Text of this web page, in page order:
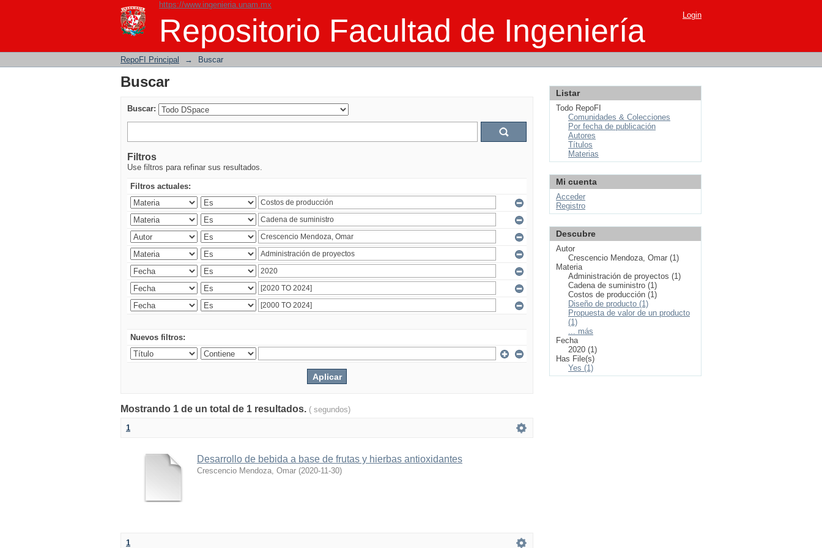
https://www.ingenieria.unam.mx
Repositorio Facultad de Ingeniería
Buscar Login
RepoFI Principal → Buscar
Buscar
Buscar:
Filtros
Use filtros para refinar sus resultados.
Filtros actuales:
Nuevos filtros:
Mostrando 1 de un total de 1 resultados. ( segundos)
1
Desarrollo de bebida a base de frutas y hierbas antioxidantes
Crescencio Mendoza, Omar (2020-11-30)
1
Listar
Todo RepoFI
Comunidades & Colecciones
Por fecha de publicación
Autores
Títulos
Materias
Mi cuenta
Acceder
Registro
Descubre
Autor
Crescencio Mendoza, Omar (1)
Materia
Administración de proyectos (1)
Cadena de suministro (1)
Costos de producción (1)
Diseño de producto (1)
Propuesta de valor de un producto
(1)
... más
Fecha
2020 (1)
Has File(s)
Yes (1)